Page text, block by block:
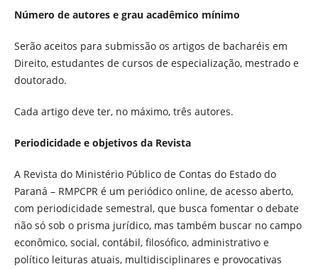
Número de autores e grau acadêmico mínimo
Serão aceitos para submissão os artigos de bacharéis em
Direito, estudantes de cursos de especialização, mestrado e
doutorado.
Cada artigo deve ter, no máximo, três autores.
Periodicidade e objetivos da Revista
A Revista do Ministério Público de Contas do Estado do
Paraná – RMPCPR é um periódico online, de acesso aberto,
com periodicidade semestral, que busca fomentar o debate
não só sob o prisma jurídico, mas também buscar no campo
econômico, social, contábil, filosófico, administrativo e
político leituras atuais, multidisciplinares e provocativas